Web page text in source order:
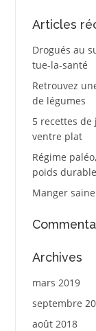
Articles
Drogués au
tue-la-santé
Retrouvez
de légumes
5 recettes
ventre plat
Régime
poids
Manger
Archives
mars 2019
septembre
août 2018